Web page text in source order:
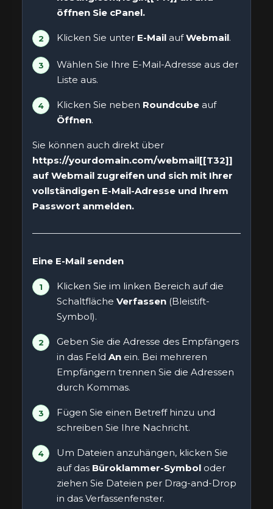
öffnen Sie cPanel.
Klicken Sie unter E-Mail aufWebmail.
Wählen Sie Ihre E-Mail-Adresse aus der
Liste aus.
Klicken Sie neben Roundcube auf
Öffnen.
Sie können auch direkt über
https://yourdomain.com/webmail[[T32]]
auf Webmail zugreifen und sich mit Ihrer
vollständigen E-Mail-Adresse und Ihrem
Passwort anmelden.
Eine E-Mail senden
Klicken Sie im linken Bereich auf die
Schaltfläche Verfassen (Bleistift-
Symbol).
Geben Sie die Adresse des Empfängers
in das Feld An ein. Bei mehreren
Empfängern trennen Sie die Adressen
durch Kommas.
Fügen Sie einen Betreff hinzu und
schreiben Sie Ihre Nachricht.
Um Dateien anzuhängen, klicken Sie
auf das Büroklammer-Symbol oder
ziehen Sie Dateien per Drag-and-Drop
in das Verfassenfenster.